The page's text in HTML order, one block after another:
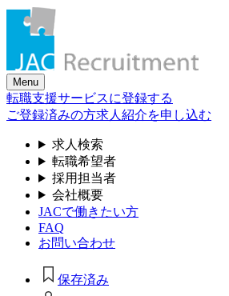
Skip
content
Menu
転職支援サービスに登録する
ご登録済みの方求人紹介を申し込む
求人検索
転職希望者
採用担当者
会社概要
JACで働きたい方
FAQ
お問い合わせ
保存済み